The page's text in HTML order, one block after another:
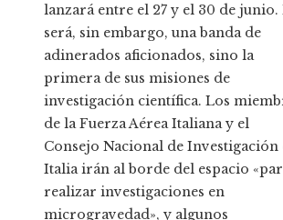
lanzará entre el 27 y el 30 de junio.
será, sin embargo, una banda de
adinerados aficionados, sino la
primera de sus misiones de
investigación científica. Los
de la Fuerza Aérea Italiana y el
Consejo Nacional de Investigación
Italia irán al borde del espacio
realizar investigaciones en
microgravedad», y algunos